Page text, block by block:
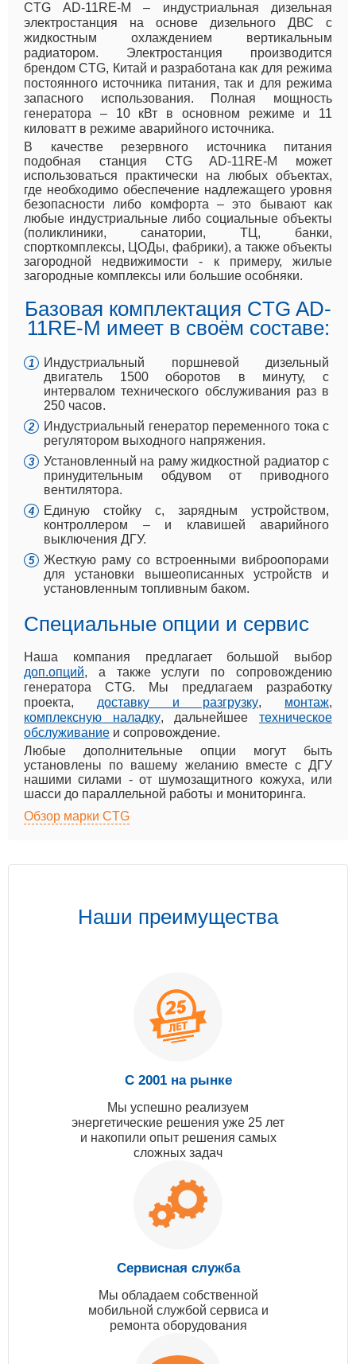
CTG AD-11RE-M – индустриальная дизельная
электростанция на основе дизельного ДВС с
жидкостным охлаждением вертикальным
радиатором. Электростанция производится
брендом CTG, Китай и разработана как для режима
постоянного источника питания, так и для режима
запасного использования. Полная мощность
генератора – 10 кВт в основном режиме и 11
киловатт в режиме аварийного источника.
В качестве резервного источника питания
подобная станция CTG AD-11RE-M может
использоваться практически на любых объектах,
где необходимо обеспечение надлежащего уровня
безопасности либо комфорта – это бывают как
любые индустриальные либо социальные объекты
(поликлиники, санатории, ТЦ, банки,
спорткомплексы, ЦОДы, фабрики), а также объекты
загородной недвижимости - к примеру, жилые
загородные комплексы или большие особняки.
Базовая комплектация CTG AD-
11RE-M имеет в своём составе:
Индустриальный поршневой дизельный
двигатель 1500 оборотов в минуту, с
интервалом технического обслуживания раз в
250 часов.
Индустриальный генератор переменного тока с
регулятором выходного напряжения.
Установленный на раму жидкостной радиатор с
принудительным обдувом от приводного
вентилятора.
Единую стойку с, зарядным устройством,
контроллером – и клавишей аварийного
выключения ДГУ.
Жесткую раму со встроенными виброопорами
для установки вышеописанных устройств и
установленным топливным баком.
Специальные опции и сервис
Наша компания предлагает большой выбор
доп.опций, а также услуги по сопровождению
генератора CTG. Мы предлагаем разработку
проекта, доставку и разгрузку, монтаж,
комплексную наладку, дальнейшеетехническое
обслуживание и сопровождение.
Любые дополнительные опции могут быть
установлены по вашему желанию вместе с ДГУ
нашими силами - от шумозащитного кожуха, или
шасси до параллельной работы и мониторинга.
Обзор марки CTG
Наши преимущества
С 2001 на рынке
Мы успешно реализуем
энергетические решения уже 25 лет
и накопили опыт решения самых
сложных задач
Сервисная служба
Мы обладаем собственной
мобильной службой сервиса и
ремонта оборудования